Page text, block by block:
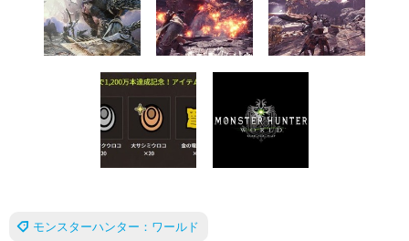
モンスターハンター：ワールド